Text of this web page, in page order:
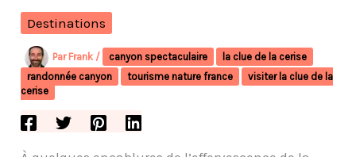
Destinations
Par Frank / canyon spectaculaire
la clue de la cerise
randonnée canyon
tourisme nature france
visiter la clue de la
cerise